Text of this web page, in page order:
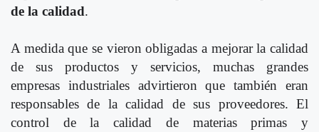
de la calidad.
A medida que se vieron obligadas a mejorar la calidad
de sus productos y servicios, muchas grandes
empresas industriales advirtieron que también eran
responsables de la calidad de sus proveedores. El
control de la calidad de materias primas y